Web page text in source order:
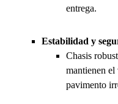
entrega.
Estabilidad y
Chasis
mantienen
pavimento